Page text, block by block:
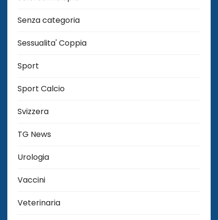
Senza categoria
Sessualita' Coppia
Sport
Sport Calcio
Svizzera
TG News
Urologia
Vaccini
Veterinaria